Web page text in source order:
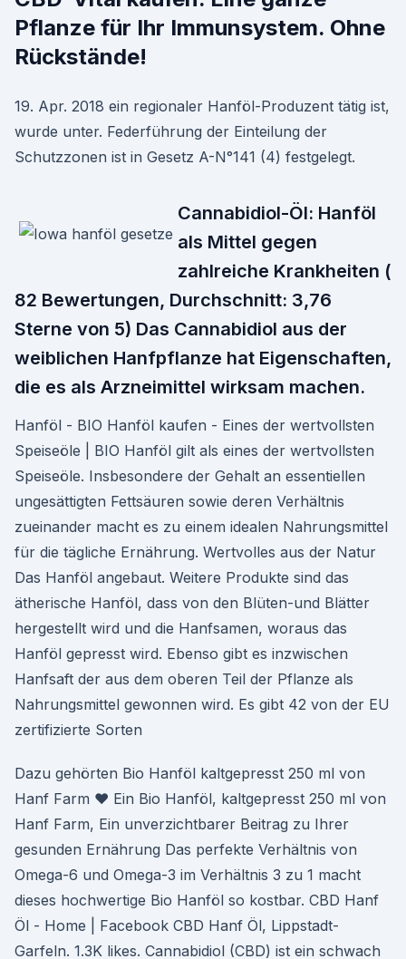
Pflanze für Ihr Immunsystem. Ohne
Rückstände!
19. Apr. 2018 ein regionaler Hanföl-Produzent tätig ist,
wurde unter. Federführung der Einteilung der
Schutzzonen ist in Gesetz A-N°141 (4) festgelegt.
Cannabidiol-Öl: Hanföl
als Mittel gegen
zahlreiche Krankheiten (
82 Bewertungen, Durchschnitt: 3,76
Sterne von 5) Das Cannabidiol aus der
weiblichen Hanfpflanze hat Eigenschaften,
die es als Arzneimittel wirksam machen.
Hanföl - BIO Hanföl kaufen - Eines der wertvollsten
Speiseöle | BIO Hanföl gilt als eines der wertvollsten
Speiseöle. Insbesondere der Gehalt an essentiellen
ungesättigten Fettsäuren sowie deren Verhältnis
zueinander macht es zu einem idealen Nahrungsmittel
für die tägliche Ernährung. Wertvolles aus der Natur
Das Hanföl angebaut. Weitere Produkte sind das
ätherische Hanföl, dass von den Blüten-und Blätter
hergestellt wird und die Hanfsamen, woraus das
Hanföl gepresst wird. Ebenso gibt es inzwischen
Hanfsaft der aus dem oberen Teil der Pflanze als
Nahrungsmittel gewonnen wird. Es gibt 42 von der EU
zertifizierte Sorten
Dazu gehörten Bio Hanföl kaltgepresst 250 ml von
Hanf Farm ♥ Ein Bio Hanföl, kaltgepresst 250 ml von
Hanf Farm, Ein unverzichtbarer Beitrag zu Ihrer
gesunden Ernährung Das perfekte Verhältnis von
Omega-6 und Omega-3 im Verhältnis 3 zu 1 macht
dieses hochwertige Bio Hanföl so kostbar. CBD Hanf
Öl - Home | Facebook CBD Hanf Öl, Lippstadt-
Garfeln. 1.3K likes. Cannabidiol (CBD) ist ein schwach